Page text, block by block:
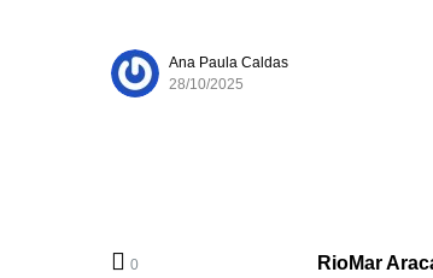
Ana Paula Caldas
28/10/2025
0 RioMar